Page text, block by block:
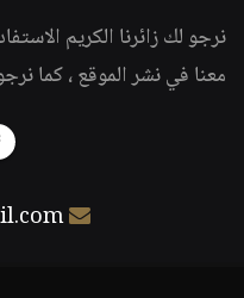
نرجو لك زائرنا الكريم
معنا في نشر الموقع ، كما